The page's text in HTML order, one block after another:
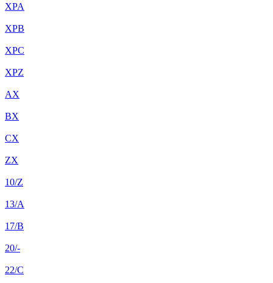
XPA
XPB
XPC
XPZ
AX
BX
CX
ZX
10/Z
13/A
17/B
20/-
22/C